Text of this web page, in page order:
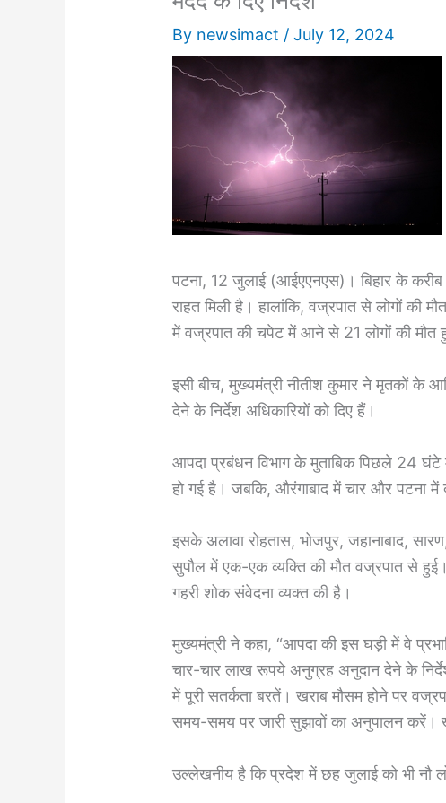
By newsimact /July 12, 2024
पटना, 12 जुलाई (आईएएनएस)। बिहार के करीब
राहत मिली है। हालांकि, वज्रपात से लोगों की
में वज्रपात की चपेट में आने से 21 लोगों की मौत
इसी बीच, मुख्यमंत्री नीतीश कुमार ने मृतकों के
देने के निर्देश अधिकारियों को दिए हैं।
आपदा प्रबंधन विभाग के मुताबिक पिछले 24
हो गई है। जबकि, औरंगाबाद में चार और पटना में
इसके अलावा रोहतास, भोजपुर, जहानाबाद,
सुपौल में एक-एक व्यक्ति की मौत वज्रपात से
गहरी शोक संवेदना व्यक्त की है।
मुख्यमंत्री ने कहा, “आपदा की इस घड़ी में वे
चार-चार लाख रूपये अनुग्रह अनुदान देने के
में पूरी सतर्कता बरतें। खराब मौसम होने पर
समय-समय पर जारी सुझावों का अनुपालन करें।
उल्लेखनीय है कि प्रदेश में छह जुलाई को भी नौ